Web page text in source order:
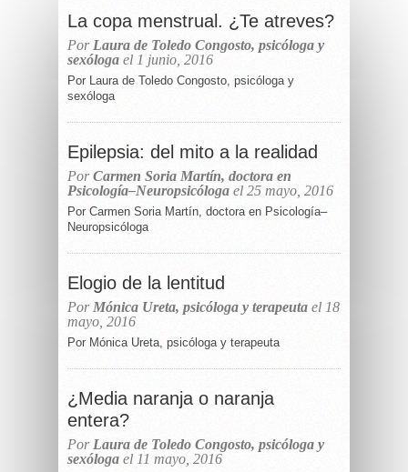
La copa menstrual. ¿Te atreves?
Por Laura de Toledo Congosto, psicóloga y
sexóloga el 1 junio, 2016
Por Laura de Toledo Congosto, psicóloga y
sexóloga
Epilepsia: del mito a la realidad
PorCarmen Soria Martín, doctora en
Psicología–Neuropsicóloga el 25 mayo, 2016
Por Carmen Soria Martín, doctora en Psicología–
Neuropsicóloga
Elogio de la lentitud
Por Mónica Ureta, psicóloga y terapeuta el 18
mayo, 2016
Por Mónica Ureta, psicóloga y terapeuta
¿Media naranja o naranja
entera?
Por Laura de Toledo Congosto, psicóloga y
sexóloga el 11 mayo, 2016